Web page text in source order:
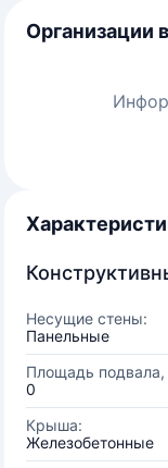
Организации
Несущие стены:
Панельные
Площадь подвала,
0
Крыша:
Железобетонные